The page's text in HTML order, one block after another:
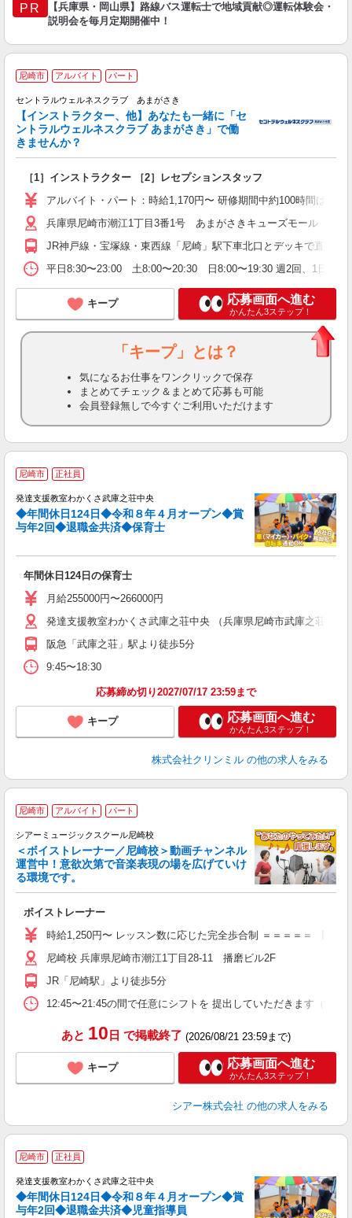
PR
【兵庫県・岡山県】路線バス運転士で地域貢献◎運転体験会・
説明会を毎月定期開催中！
尼崎市 アルバイト パート
セントラルウェルネスクラブ あまがさき
【インストラクター、他】あなたも一緒に「セ
ントラルウェルネスクラブ あまがさき」で働
きませんか？
［1］インストラクター ［2］レセプションスタッフ
アルバイト・パート：時給1,170円〜 研修期間中約100時間は
兵庫県尼崎市潮江1丁目3番1号 あまがさきキューズモール 本館
JR神戸線・宝塚線・東西線「尼崎」駅下車北口とデッキで直結
平日8:30〜23:00 土8:00〜20:30 日8:00〜19:30 週2回、1日3時
キープ 応募画面へ進む
かんたん3ステップ！
「キープ」とは？
気になるお仕事をワンクリックで保存
まとめてチェック＆まとめて応募も可能
会員登録無しで今すぐご利用いただけます
尼崎市 正社員
発達支援教室わかくさ武庫之荘中央
◆年間休日124日◆令和８年４月オープン◆賞
与年2回◆退職金共済◆保育士
年間休日124日の保育士
月給255000円〜266000円
発達支援教室わかくさ武庫之荘中央 （兵庫県尼崎市武庫之荘東２
阪急「武庫之荘」駅より徒歩5分
9:45〜18:30
応募締め切り2027/07/17 23:59まで
キープ 応募画面へ進む
かんたん3ステップ！
株式会社クリンミル の他の求人をみる
尼崎市 アルバイト パート
シアーミュージックスクール尼崎校
＜ボイストレーナー／尼崎校＞動画チャンネル
運営中！意欲次第で音楽表現の場を広げていけ
る環境です。
ボイストレーナー
時給1,250円〜 レッスン数に応じた完全歩合制 ＝＝＝＝＝ 【月
尼崎校 兵庫県尼崎市潮江1丁目28-11 播磨ビル2F
JR「尼崎駅」より徒歩5分
12:45〜21:45の間で任意にシフトを 提出していただきます（1
あと 10 日 で掲載終了 (2026/08/21 23:59まで)
キープ 応募画面へ進む
かんたん3ステップ！
シアー株式会社 の他の求人をみる
尼崎市 正社員
発達支援教室わかくさ武庫之荘中央
◆年間休日124日◆令和８年４月オープン◆賞
与年2回◆退職金共済◆児童指導員